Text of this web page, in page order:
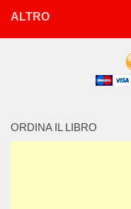
ALTRO
ORDINA IL LIBRO